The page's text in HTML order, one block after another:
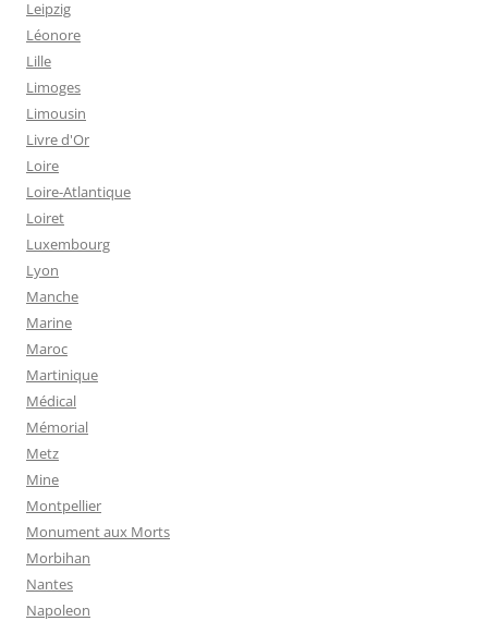
Leipzig
Léonore
Lille
Limoges
Limousin
Livre d'Or
Loire
Loire-Atlantique
Loiret
Luxembourg
Lyon
Manche
Marine
Maroc
Martinique
Médical
Mémorial
Metz
Mine
Montpellier
Monument aux Morts
Morbihan
Nantes
Napoleon